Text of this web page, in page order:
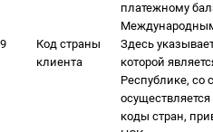
платежному
9
Код страны
клиента
Здесь
которой
Республике, со
коды стран,